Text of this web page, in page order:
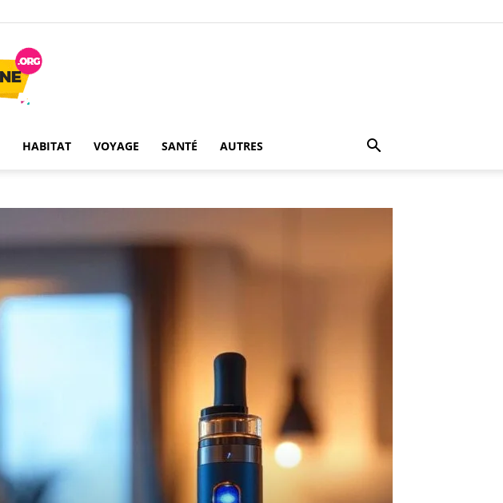
HABITAT VOYAGE SANTÉ AUTRES